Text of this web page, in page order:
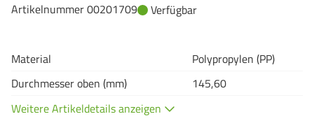
Artikelnummer 00201709 Verfügbar
Material
Polypropylen (PP)
Durchmesser oben (mm)
145,60
Weitere Artikeldetails anzeigen